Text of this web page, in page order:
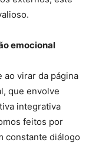
emocional
ao virar da página
que envolve
integrativa
feitos por
constante diálogo